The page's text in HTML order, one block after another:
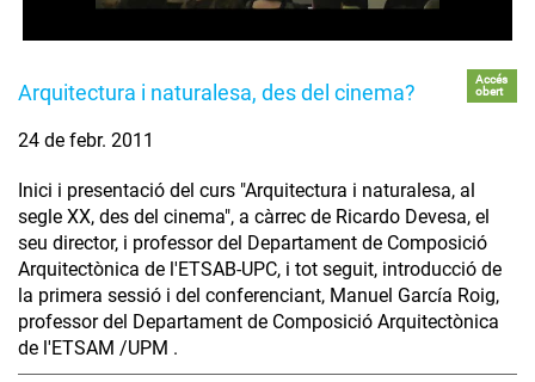
Arquitectura i naturalesa, des del cinema?
Accés
obert
24 de febr. 2011
Inici i presentació del curs "Arquitectura i naturalesa, al
segle XX, des del cinema", a càrrec de Ricardo Devesa, el
seu director, i professor del Departament de Composició
Arquitectònica de l'ETSAB-UPC, i tot seguit, introducció de
la primera sessió i del conferenciant, Manuel García Roig,
professor del Departament de Composició Arquitectònica
de l'ETSAM /UPM .